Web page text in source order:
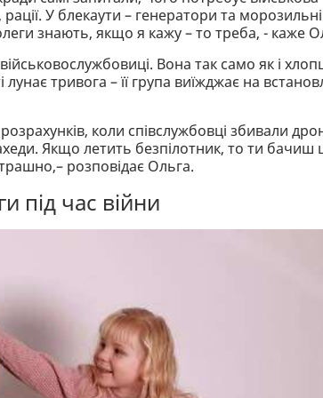
У блекаути – генератори та
знають, якщо я кажу – то треба, - каже
Вона так само як і
тривога – її група виїжджає на
розрахунків, коли співслужбовці збивали
Якщо летить безпілотник, то ти бачиш
розповідає Ольга.
під час війни